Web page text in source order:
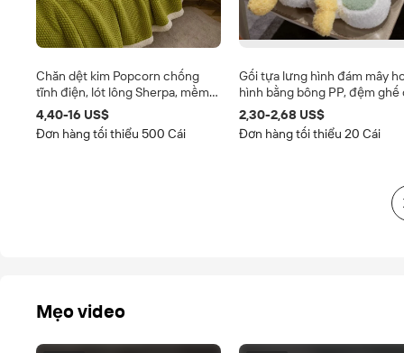
Chăn dệt kim Popcorn chống
tĩnh điện, lót lông Sherpa, mềm
mại, ấm áp, dùng cho giường,
ghế sofa, mùa đông.
4,40-16 US$
Đơn hàng tối thiểu 500 Cái
Gối tựa lưng hình đám mây
hình bằng bông PP, đệm ghế
văn phòng, ghế sofa, sàn nhà,
phòng trẻ em, gối Sherpa
2,30-2,68 US$
Đơn hàng tối thiểu 20 Cái
Mẹo video